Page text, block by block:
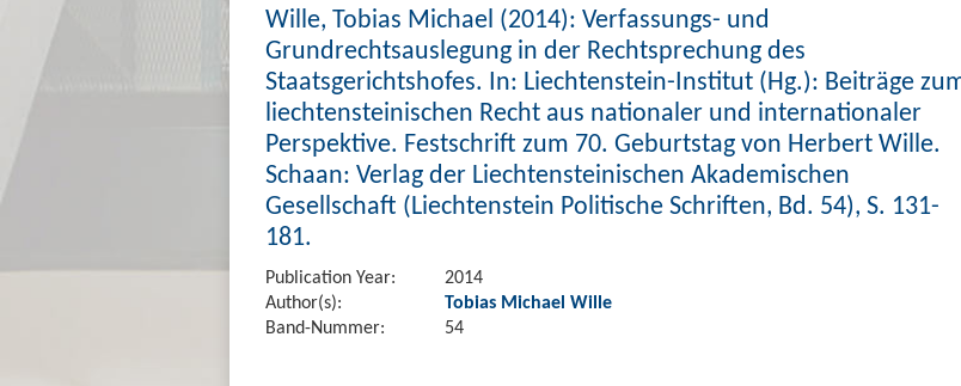
Wille, Tobias Michael (2014): Verfassungs- und
Grundrechtsauslegung in der Rechtsprechung des
Staatsgerichtshofes. In: Liechtenstein-Institut (Hg.): Beiträge
liechtensteinischen Recht aus nationaler und internationaler
Perspektive. Festschrift zum 70. Geburtstag von Herbert Wille.
Schaan: Verlag der Liechtensteinischen Akademischen
Gesellschaft (Liechtenstein Politische Schriften, Bd. 54), S. 131-
181.
Publication Year:
2014
Author(s):
Tobias Michael Wille
Band-Nummer:
54